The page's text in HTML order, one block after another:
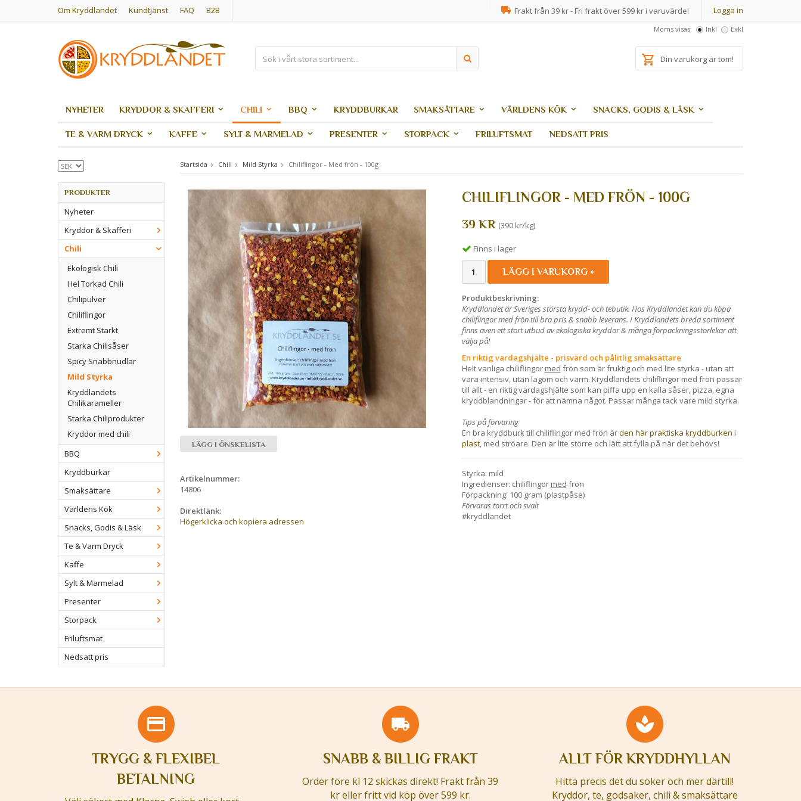
Om Kryddlandet Kundtjänst FAQ B2B Logga in
Frakt från 39 kr - Fri frakt över 599 kr i varuvärde!
Moms visas: Inkl Exkl
Din varukorg är tom!
NYHETER KRYDDOR & SKAFFERI CHILI BBQ KRYDDBURKAR SMAKSÄTTARE VÄRLDENS KÖK SNACKS, GODIS & LÄSK
TE & VARM DRYCK KAFFE SYLT & MARMELAD PRESENTER STORPACK FRILUFTSMAT NEDSATT PRIS
PRODUKTER
Nyheter
Kryddor & Skafferi
Chili
Ekologisk Chili
Hel Torkad Chili
Chilipulver
Chiliflingor
Extremt Starkt
Starka Chilisåser
Spicy Snabbnudlar
Mild Styrka
Kryddlandets
Chilikarameller
Starka Chiliprodukter
Kryddor med chili
BBQ
Kryddburkar
Smaksättare
Världens Kök
Snacks, Godis & Läsk
Te & Varm Dryck
Kaffe
Sylt & Marmelad
Presenter
Storpack
Friluftsmat
Nedsatt pris
Startsida Chili Mild Styrka Chiliflingor - Med frön - 100g
CHILIFLINGOR - MED FRÖN - 100G
39 KR (390 kr/kg)
Finns i lager
LÄGG I VARUKORG »
Produktbeskrivning:
Kryddlandet är Sveriges största krydd- och tebutik. Hos Kryddlandet kan du köpa
chiliflingor med frön till bra pris & snabb leverans. I Kryddlandets breda sortiment
finns även ett stort utbud av ekologiska kryddor & många förpackningsstorlekar att
välja på!
En riktig vardagshjälte - prisvärd och pålitlig smaksättare
Helt vanliga chiliflingor med frön som är fruktig och med lite styrka - utan att
vara intensiv, utan lagom och varm. Kryddlandets chiliflingor med frön passar
till allt - en riktig vardagshjälte som kan piffa upp en kalla såser, pizza, egna
kryddblandningar - för att nämna något. Passar många tack vare mild styrka.
Tips på förvaring
En bra kryddburk till chiliflingor med frön ärden här praktiska kryddburken i
plast, med ströare. Den är lite större och lätt att fylla på när det behövs!
Styrka: mild
Ingredienser: chiliflingor med frön
Förpackning: 100 gram (plastpåse)
Förvaras torrt och svalt
#kryddlandet
LÄGG I ÖNSKELISTA
Artikelnummer:
14806
Direktlänk:
Högerklicka och kopiera adressen
TRYGG & FLEXIBEL
BETALNING
SNABB & BILLIG FRAKT
Order före kl 12 skickas direkt! Frakt från 39
kr eller fritt vid köp över 599 kr.
ALLT FÖR KRYDDHYLLAN
Hitta precis det du söker och mer därtill!
Kryddor, te, godsaker, chili & smaksättare